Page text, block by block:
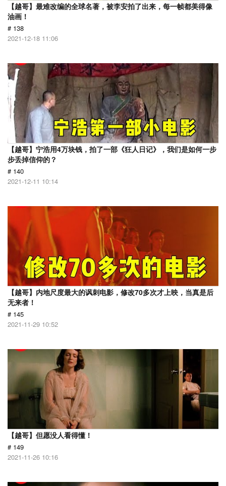
【越哥】最难改编的全球名著，被李安拍了出来，每一帧都美得像
油画！
# 138
2021-12-18 11:06
【越哥】宁浩用4万块钱，拍了一部《狂人日记》，我们是如何一步
步丢掉信仰的？
# 140
2021-12-11 10:14
【越哥】内地尺度最大的讽刺电影，修改70多次才上映，当真是后
无来者！
# 145
2021-11-29 10:52
【越哥】但愿没人看得懂！
# 149
2021-11-26 10:16